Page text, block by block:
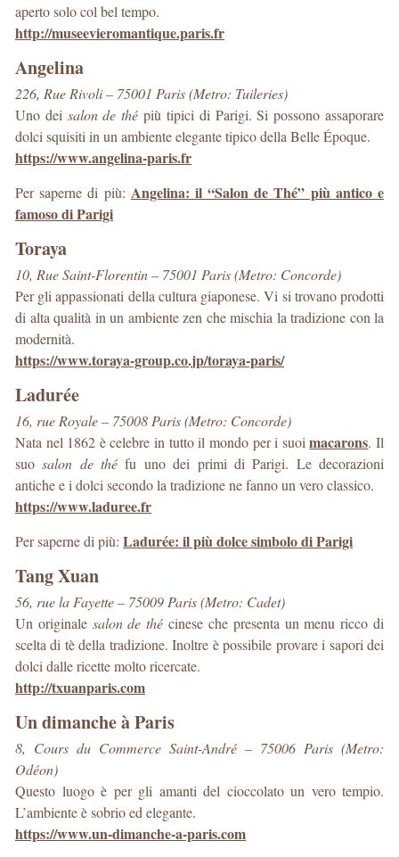
aperto solo col bel tempo.
http://museevieromantique.paris.fr
Angelina
226, Rue Rivoli – 75001 Paris (Metro: Tuileries)
Uno dei salon de thé più tipici di Parigi. Si possono assaporare
dolci squisiti in un ambiente elegante tipico della Belle Époque.
https://www.angelina-paris.fr
Per saperne di più: Angelina: il “Salon de Thé” più antico e
famoso di Parigi
Toraya
10, Rue Saint-Florentin – 75001 Paris (Metro: Concorde)
Per gli appassionati della cultura giaponese. Vi si trovano prodotti
di alta qualità in un ambiente zen che mischia la tradizione con la
modernità.
https://www.toraya-group.co.jp/toraya-paris/
Ladurée
16, rue Royale – 75008 Paris (Metro: Concorde)
Nata nel 1862 è celebre in tutto il mondo per i suoimacarons. Il
suosalon de thé fu uno dei primi di Parigi. Le decorazioni
antiche e i dolci secondo la tradizione ne fanno un vero classico.
https://www.laduree.fr
Per saperne di più: Ladurée: il più dolce simbolo di Parigi
Tang Xuan
56, rue la Fayette – 75009 Paris (Metro: Cadet)
Un originale salon de thé cinese che presenta un menu ricco di
scelta di tè della tradizione. Inoltre è possibile provare i sapori dei
dolci dalle ricette molto ricercate.
http://txuanparis.com
Un dimanche à Paris
8, Cours du Commerce Saint-André – 75006 Paris (Metro:
Odéon)
Questo luogo è per gli amanti del cioccolato un vero tempio.
L’ambiente è sobrio ed elegante.
https://www.un-dimanche-a-paris.com